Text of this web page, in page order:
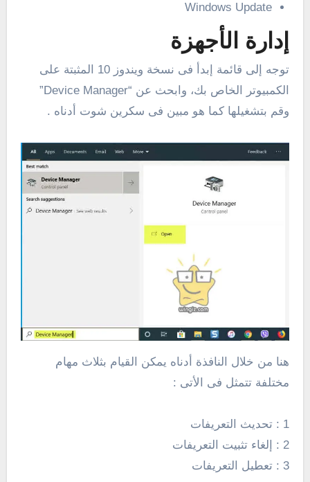
Windows Update
إدارة الأجهزة
توجه إلى قائمة إبدأ فى نسخة ويندوز 10 المثبتة على
الكمبيوتر الخاص بك، وابحث عن “Device Manager”
وقم بتشغيلها كما هو مبين فى سكرين شوت أدناه .
هنا من خلال النافذة أدناه يمكن القيام بثلاث مهام
مختلفة تتمثل فى الأتى :
1 : تحديث التعريفات
2 : إلغاء تثبيت التعريفات
3 : تعطيل التعريفات